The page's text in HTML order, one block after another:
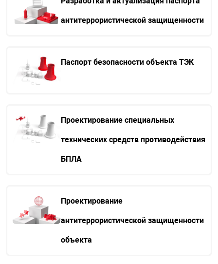
антитеррористической защищенности
Паспорт безопасности объекта ТЭК
Проектирование специальных
технических средств противодействия
БПЛА
Проектирование
антитеррористической защищенности
объекта